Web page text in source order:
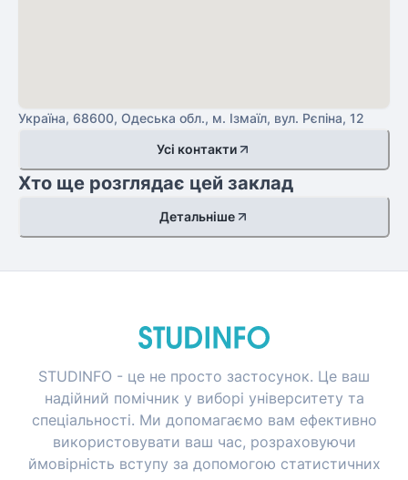
Україна, 68600, Одеська обл., м. Ізмаїл, вул. Рєпіна, 12
Усі контакти
Хто ще розглядає цей заклад
Детальніше
STUDINFO - це не просто застосунок. Це ваш
надійний помічник у виборі університету та
спеціальності. Ми допомагаємо вам ефективно
використовувати ваш час, розраховуючи
ймовірність вступу за допомогою статистичних